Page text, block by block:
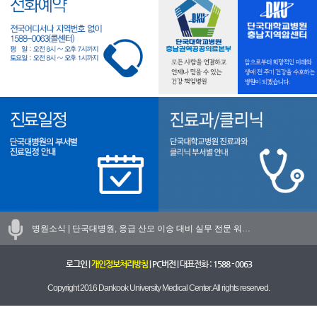
병원소식 | 단국대병원, 응급 산모 이송 대비 실무 전문 워…
로그인| 개인정보처리방침| PC버전| 대표전화 : 1588 - 0063
Copyright 2016 Dankook University Medical Center. All rights reserved.